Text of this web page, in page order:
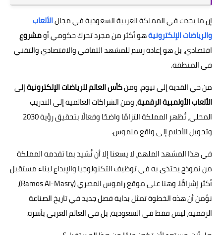
إن ما يحدث في المملكة العربية السعودية في مجالالألعاب
والرياضات الإلكترونيةهو أكثر من مجرد تحرك حكومي أومشروع
اقتصادي، بل هو إعادة رسم للمشهد الثقافي والاقتصادي والتقني
في المنطقة.
من حي القدية إلى نيوم، ومنكأس العالم للرياضات الإلكترونيةإلى
الألعاب الأولمبية الرقمية، ومن الشراكات العالمية إلى التدريب
المحلي، تُظهر المملكة التزامًا واضحًا وفعالًا بتحقيق رؤية 2030
وتحويل الأحلام إلى واقع ملموس.
في هذا المشهد الملهم، لا يسعنا إلا أن نُشيد بما تقدمه المملكة
من نموذج يحتذى به في توظيف التكنولوجيا والإبداع لبناء مستقبل
أكثر إشراقًا. وهنا على موقع راموس المصري (Ramos Al-Masry)،
نؤمن أن هذه الخطوة تمثل بداية فصل جديد في تاريخ الصناعة
الرقمية، ليس فقط في السعودية، بل في العالم العربي بأسره.